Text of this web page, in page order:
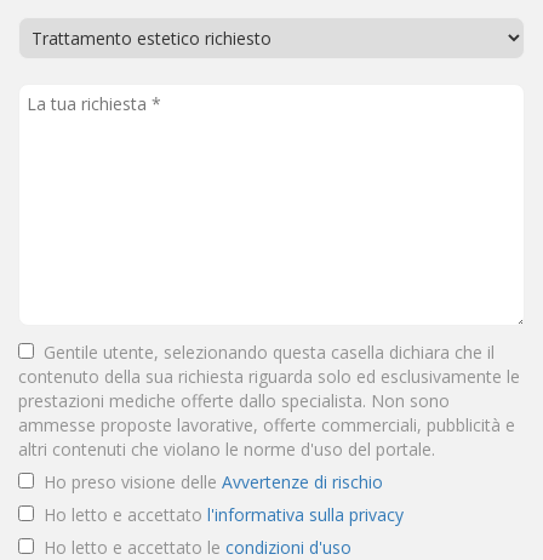
Gentile utente, selezionando questa casella dichiara che il
contenuto della sua richiesta riguarda solo ed esclusivamente le
prestazioni mediche offerte dallo specialista. Non sono
ammesse proposte lavorative, offerte commerciali, pubblicità e
altri contenuti che violano le norme d'uso del portale.
Ho preso visione delle Avvertenze di rischio
Ho letto e accettato l'informativa sulla privacy
Ho letto e accettato le condizioni d'uso